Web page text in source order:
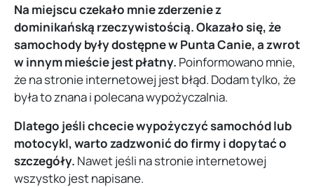
Na miejscu czekało mnie zderzenie z
dominikańską rzeczywistością. Okazało się, że
samochody były dostępne w Punta Canie, a zwrot
w innym mieście jest płatny. Poinformowano mnie,
że na stronie internetowej jest błąd. Dodam tylko, że
była to znana i polecana wypożyczalnia.
Dlatego jeśli chcecie wypożyczyć samochód lub
motocykl, warto zadzwonić do firmy i dopytać o
szczegóły. Nawet jeśli na stronie internetowej
wszystko jest napisane.